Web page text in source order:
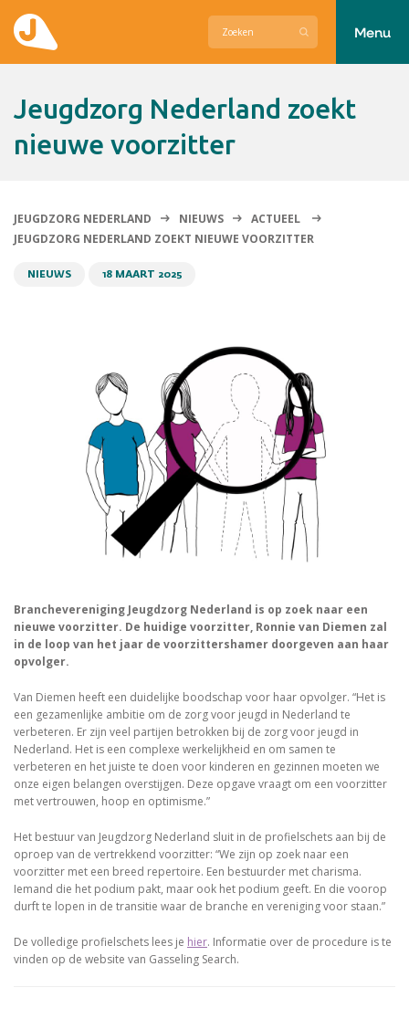
Hier zetten wij ons voor in
Contact
Menu
Jeugdzorg Nederland zoekt
nieuwe voorzitter
JEUGDZORG NEDERLAND NIEUWS
ACTUEEL
JEUGDZORG NEDERLAND ZOEKT NIEUWE VOORZITTER
NIEUWS 18 MAART 2025
Branchevereniging Jeugdzorg Nederland is op zoek naar een
nieuwe voorzitter. De huidige voorzitter, Ronnie van Diemen zal
in de loop van het jaar de voorzittershamer doorgeven aan haar
opvolger.
Van Diemen heeft een duidelijke boodschap voor haar opvolger. “Het is
een gezamenlijke ambitie om de zorg voor jeugd in Nederland te
verbeteren. Er zijn veel partijen betrokken bij de zorg voor jeugd in
Nederland. Het is een complexe werkelijkheid en om samen te
verbeteren en het juiste te doen voor kinderen en gezinnen moeten we
onze eigen belangen overstijgen. Deze opgave vraagt om een voorzitter
met vertrouwen, hoop en optimisme.”
Het bestuur van Jeugdzorg Nederland sluit in de profielschets aan bij de
oproep van de vertrekkend voorzitter: “We zijn op zoek naar een
voorzitter met een breed repertoire. Een bestuurder met charisma.
Iemand die het podium pakt, maar ook het podium geeft. En die voorop
durft te lopen in de transitie waar de branche en vereniging voor staan.”
De volledige profielschets lees je hier. Informatie over de procedure is te
vinden op de website van Gasseling Search.